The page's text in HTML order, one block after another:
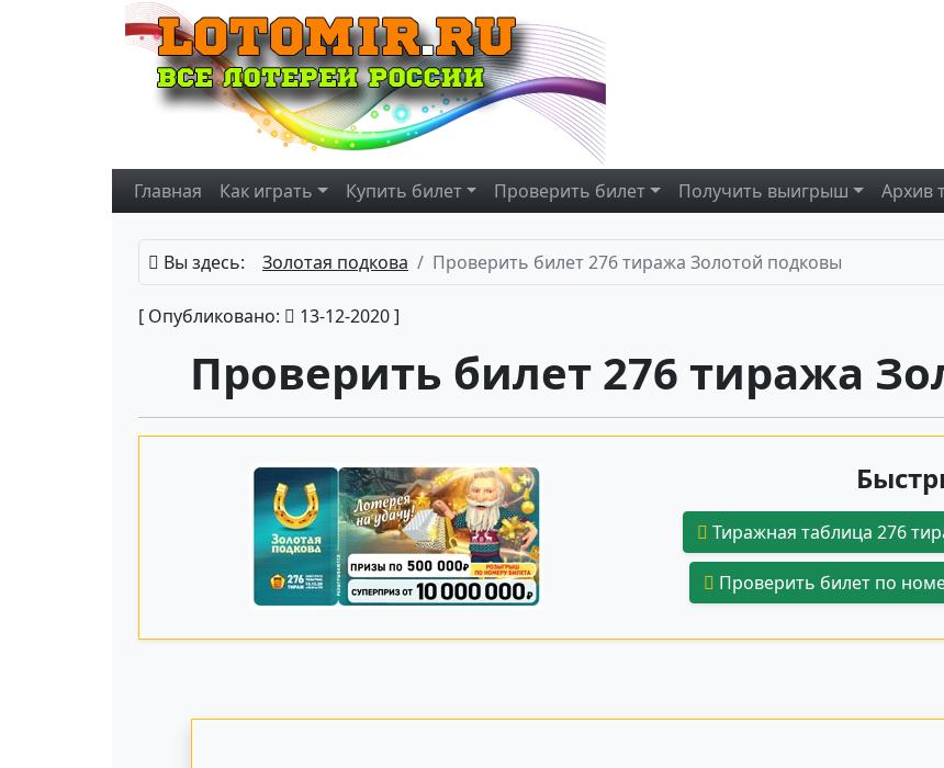
Главная Как играть Купить билет Проверить билет Получить выигрыш Архив
Вы здесь: Золотая подкова Проверить билет 276 тиража Золотой подковы
[ Опубликовано: 13-12-2020 ]
Проверить билет 276 тиража
Тиражная таблица 276
Проверить билет по